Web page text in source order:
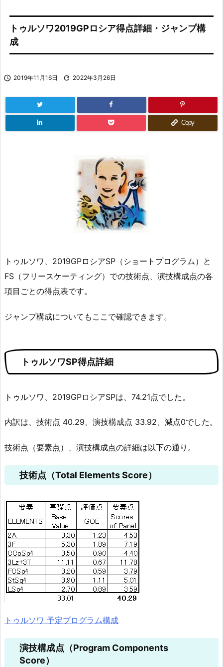
トゥルソワ2019GPロシア得点詳細・ジャンプ構
成
 2019年11月16日  2022年3月26日
Copy
トゥルソワ、2019GPロシアSP（ショートプログラム）と
FS（フリースケーティング）での技術点、演技構成点の各
項目ごとの得点表です。
ジャンプ構成についてもここで確認できます。
トゥルソワSP得点詳細
トゥルソワ、2019GPロシアSPは、74.21点でした。
内訳は、技術点 40.29、演技構成点 33.92、減点0でした。
技術点（要素点）、演技構成点の詳細は以下の通り。
技術点（Total Elements Score）
トゥルソワ 予定プログラム構成
演技構成点（Program Components
Score）